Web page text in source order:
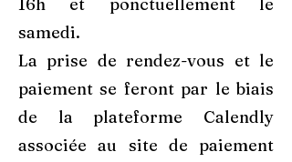
samedi.
La prise de rendez-vous et le
paiement se feront par le biais
de la plateforme Calendly
associée au site de paiement